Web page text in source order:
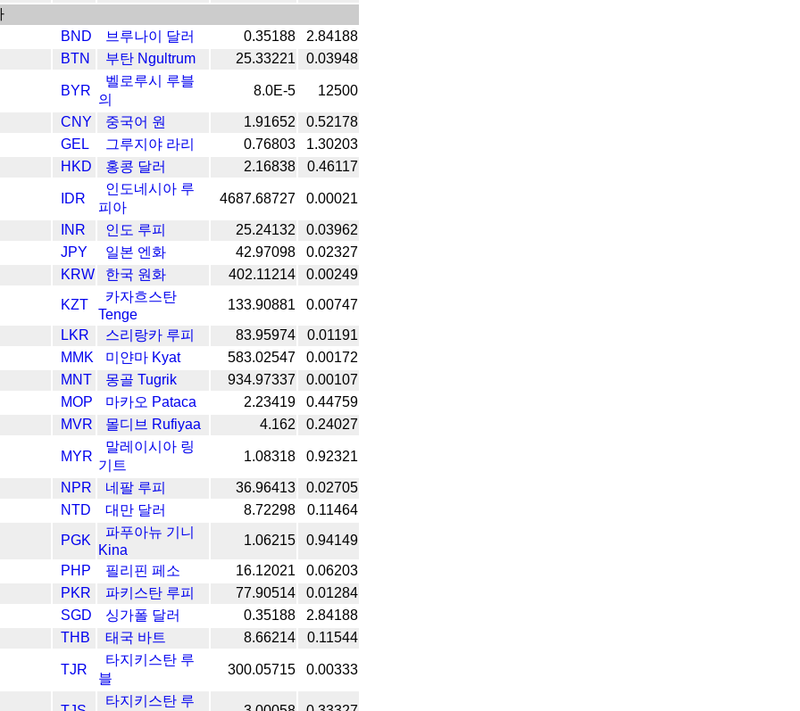
BND
브루나이 달러 0.35188
2.84188
BTN
부탄 Ngultrum 25.33221 0.03948
BYR
벨로루시 루블
의
8.0E-5 12500
CNY 중국어 원 1.91652
0.52178
GEL
그루지야 라리 0.76803
1.30203
HKD
홍콩 달러 2.16838 0.46117
IDR
인도네시아 루
피아
4687.68727 0.00021
INR 인도 루피 25.24132
0.03962
JPY
일본 엔화 42.97098
0.02327
KRW
한국 원화 402.11214
0.00249
KZT
카자흐스탄
Tenge
133.90881
0.00747
LKR
스리랑카 루피 83.95974
0.01191
MMK
미얀마 Kyat 583.02547
0.00172
MNT
몽골 Tugrik 934.97337
0.00107
MOP
마카오 Pataca 2.23419
0.44759
MVR
몰디브 Rufiyaa 4.162 0.24027
MYR
말레이시아 링
기트
1.08318 0.92321
NPR 네팔 루피 36.96413
0.02705
NTD
대만 달러 8.72298
0.11464
PGK
파푸아뉴 기니
Kina
1.06215
0.94149
PHP
필리핀 페소 16.12021
0.06203
PKR
파키스탄 루피 77.90514
0.01284
SGD
싱가폴 달러 0.35188
2.84188
THB
태국 바트 8.66214 0.11544
TJR
타지키스탄 루
블
300.05715 0.00333
타지키스탄 루